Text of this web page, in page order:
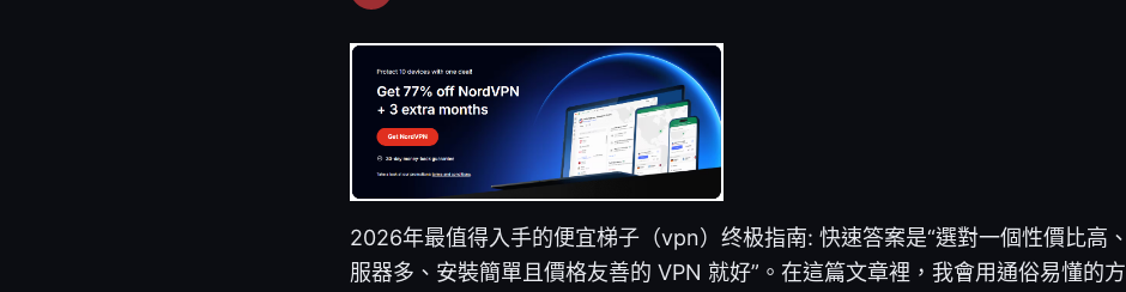
2026年最值得入手的便宜梯子（vpn）终极指南: 快速答案是“選對一個性價比高
服器多、安裝簡單且價格友善的 VPN 就好”。在這篇文章裡，我會用通俗易懂的